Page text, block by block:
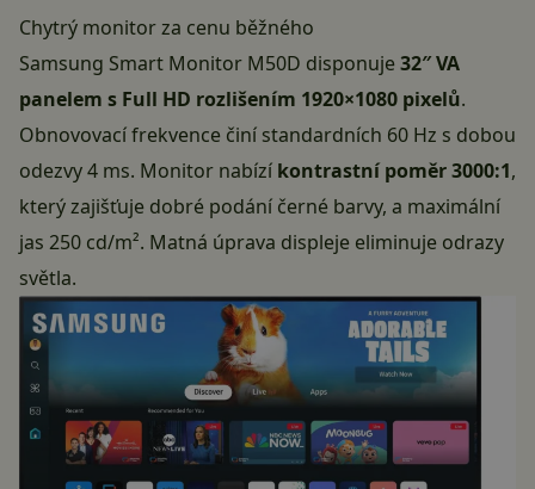
Chytrý monitor za cenu běžného
Samsung Smart Monitor M50D disponuje32″ VA
panelem s Full HD rozlišením 1920×1080 pixelů.
Obnovovací frekvence činí standardních 60 Hz s dobou
odezvy 4 ms. Monitor nabízí kontrastní poměr 3000:1,
který zajišťuje dobré podání černé barvy, a maximální
jas 250 cd/m². Matná úprava displeje eliminuje odrazy
světla.